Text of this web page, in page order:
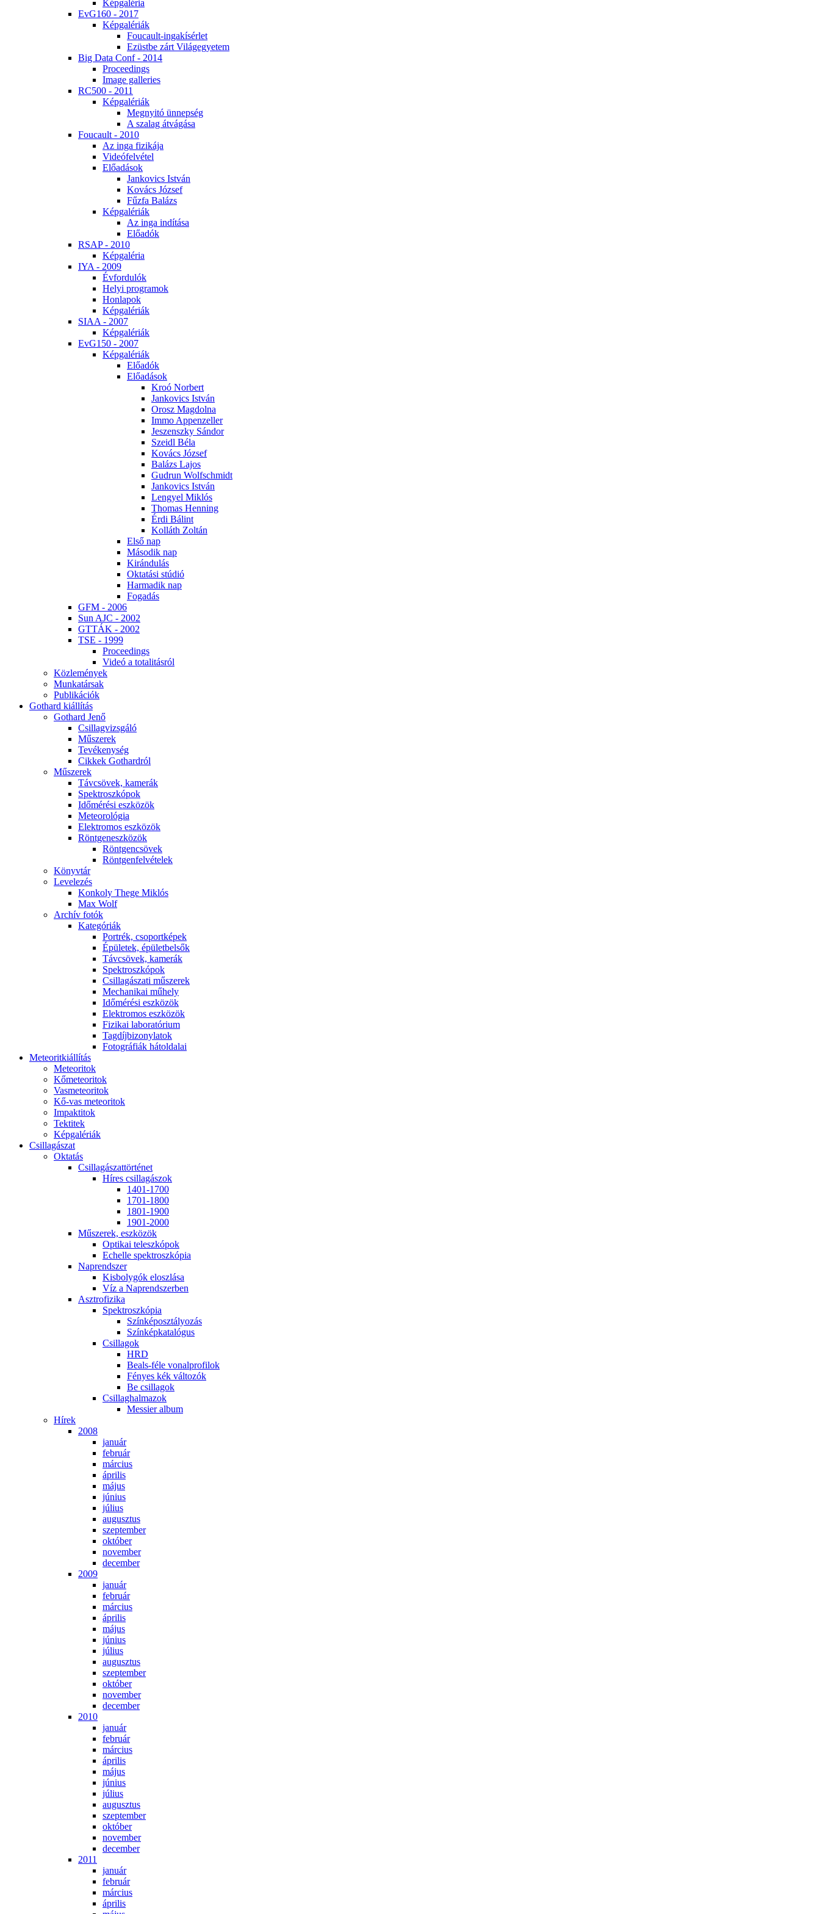
Kép­ga­lé­ria
EvG160 - 2017
Kép­ga­lé­ri­ák
Fo­u­ca­ult-in­ga­kí­sér­let
Ezüst­be zárt Vi­lág­egye­tem
Big Da­ta Conf - 2014
Pro­ce­e­dings
Image gal­le­ri­es
RC500 - 2011
Kép­ga­lé­ri­ák
Meg­nyi­tó ün­nep­ség
A sza­lag át­vá­gá­sa
Fo­u­ca­ult - 2010
Az in­ga fi­zi­ká­ja
Vi­de­ó­fel­vé­tel
Elő­adá­sok
Jan­ko­vics Ist­ván
Ko­vács Jó­zsef
Fűz­fa Ba­lázs
Kép­ga­lé­ri­ák
Az in­ga in­dí­tá­sa
Elő­adók
RSAP - 2010
Kép­ga­lé­ria
IYA - 2009
Év­for­du­lók
He­lyi prog­ra­mok
Hon­la­pok
Kép­ga­lé­ri­ák
SI­AA - 2007
Kép­ga­lé­ri­ák
EvG150 - 2007
Kép­ga­lé­ri­ák
Elő­adók
Elő­adá­sok
Kroó Nor­bert
Jan­ko­vics Ist­ván
Orosz Mag­dol­na
Im­mo Ap­pen­zel­ler
Je­szensz­ky Sán­dor
Szeidl Bé­la
Ko­vács Jó­zsef
Ba­lázs La­jos
Gud­run Wolfsch­midt
Jan­ko­vics Ist­ván
Len­gyel Mik­lós
Tho­mas Hen­ning
Ér­di Bá­lint
Kol­láth Zol­tán
El­ső nap
Má­so­dik nap
Ki­rán­du­lás
Ok­ta­tá­si stú­dió
Har­ma­dik nap
Fo­ga­dás
GFM - 2006
Sun AJC - 2002
GT­TÁK - 2002
TSE - 1999
Pro­ce­e­dings
Vi­deó a to­ta­li­tás­ról
Köz­le­mé­nyek
Mun­ka­tár­sak
Pub­li­ká­ci­ók
Got­hard ki­ál­lí­tás
Got­hard Je­nő
Csil­lag­vizs­gá­ló
Mű­sze­rek
Te­vé­keny­ség
Cik­kek Got­hard­ról
Mű­sze­rek
Táv­csö­vek, ka­me­rák
Spekt­rosz­kó­pok
Idő­mé­ré­si esz­kö­zök
Me­te­o­ro­ló­gia
Elekt­ro­mos esz­kö­zök
Rönt­gen­esz­kö­zök
Rönt­gen­csö­vek
Rönt­gen­fel­vé­te­lek
Könyv­tár
Le­ve­le­zés
Kon­koly The­ge Mik­lós
Max Wolf
Ar­chív fo­tók
Ka­te­gó­ri­ák
Port­rék, cso­port­ké­pek
Épü­le­tek, épü­let­bel­sők
Táv­csö­vek, ka­me­rák
Spekt­rosz­kó­pok
Csil­la­gá­sza­ti mű­sze­rek
Me­cha­ni­kai mű­hely
Idő­mé­ré­si esz­kö­zök
Elekt­ro­mos esz­kö­zök
Fi­zi­kai la­bo­ra­tó­ri­um
Tag­díj­bi­zony­la­tok
Fo­tog­rá­fi­ák hát­ol­da­lai
Me­te­o­rit­ki­ál­lí­tás
Me­te­o­ri­tok
Kő­me­te­o­ri­tok
Vas­me­te­o­ri­tok
Kő-vas me­te­o­ri­tok
Imp­ak­ti­tok
Tek­ti­tek
Kép­ga­lé­ri­ák
Csil­la­gá­szat
Ok­ta­tás
Csil­la­gá­szat­tör­té­net
Hí­res csil­la­gá­szok
1401-1700
1701-1800
1801-1900
1901-2000
Mű­sze­rek, esz­kö­zök
Op­ti­kai te­lesz­kó­pok
Echel­le spekt­rosz­kó­pia
Nap­rend­szer
Kis­boly­gók el­osz­lá­sa
Víz a Nap­rend­szer­ben
Aszt­ro­fi­zi­ka
Spekt­rosz­kó­pia
Szín­kép­osz­tá­lyo­zás
Szín­kép­ka­ta­ló­gus
Csil­la­gok
HRD
Be­als-fé­le vo­nal­pro­fi­lok
Fé­nyes kék vál­to­zók
Be csil­la­gok
Csil­lag­hal­ma­zok
Mes­si­er al­bum
Hí­rek
2008
ja­nu­ár
feb­ru­ár
már­ci­us
áp­ri­lis
má­jus
jú­ni­us
jú­li­us
au­gusz­tus
szep­tem­ber
ok­tó­ber
no­vem­ber
de­cem­ber
2009
ja­nu­ár
feb­ru­ár
már­ci­us
áp­ri­lis
má­jus
jú­ni­us
jú­li­us
au­gusz­tus
szep­tem­ber
ok­tó­ber
no­vem­ber
de­cem­ber
2010
ja­nu­ár
feb­ru­ár
már­ci­us
áp­ri­lis
má­jus
jú­ni­us
jú­li­us
au­gusz­tus
szep­tem­ber
ok­tó­ber
no­vem­ber
de­cem­ber
2011
ja­nu­ár
feb­ru­ár
már­ci­us
áp­ri­lis